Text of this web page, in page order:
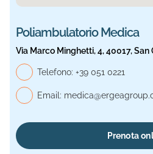
Poliambulatorio Medica
Via Marco Minghetti, 4, 40017, San
Telefono: Telefono, Medica
+39 051 0221
Email:
Prenota